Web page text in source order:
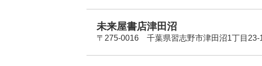
未来屋書店津田沼
〒275-0016 千葉県習志野市津田沼1丁目23-